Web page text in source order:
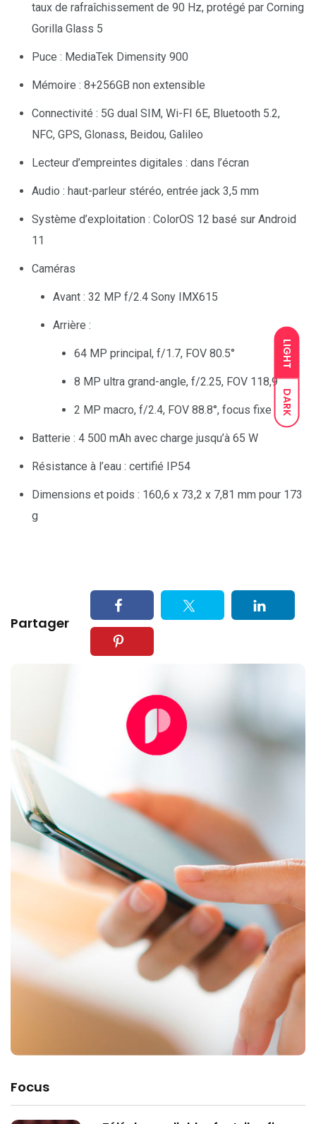
LIGHT
DARK
taux de rafraîchissement de 90 Hz, protégé par Corning
Gorilla Glass 5
Puce : MediaTek Dimensity 900
Mémoire : 8+256GB non extensible
Connectivité : 5G dual SIM, Wi-FI 6E, Bluetooth 5.2,
NFC, GPS, Glonass, Beidou, Galileo
Lecteur d’empreintes digitales : dans l’écran
Audio : haut-parleur stéréo, entrée jack 3,5 mm
Système d’exploitation : ColorOS 12 basé sur Android
11
Caméras
Avant : 32 MP f/2.4 Sony IMX615
Arrière :
64 MP principal, f/1.7, FOV 80.5°
8 MP ultra grand-angle, f/2.25, FOV 118,9
2 MP macro, f/2.4, FOV 88.8°, focus fixe
Batterie : 4 500 mAh avec charge jusqu’à 65 W
Résistance à l’eau : certifié IP54
Dimensions et poids : 160,6 x 73,2 x 7,81 mm pour 173
g
Partager
Focus